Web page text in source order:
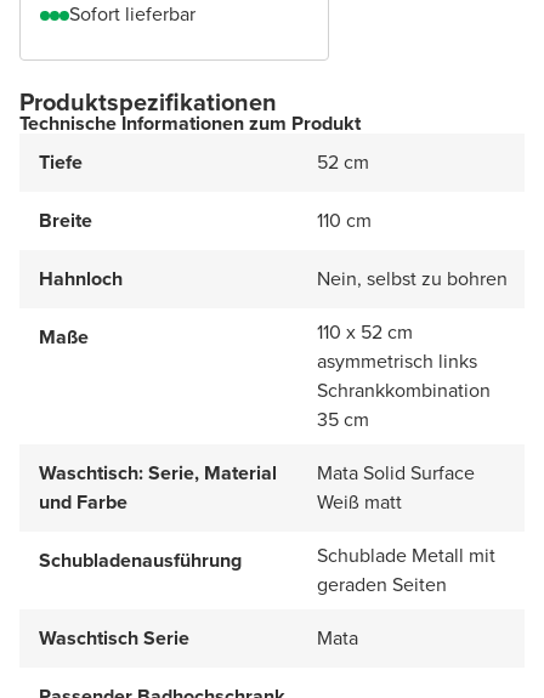
Sofort lieferbar
Produktspezifikationen
Technische Informationen zum Produkt
Tiefe
52 cm
Breite 110 cm
Hahnloch Nein, selbst zu bohren
Maße
110 x 52 cm
asymmetrisch links
Schrankkombination
35 cm
Waschtisch: Serie, Material
und Farbe
Mata Solid Surface
Weiß matt
Schubladenausführung
Schublade Metall mit
geraden Seiten
Waschtisch Serie
Mata